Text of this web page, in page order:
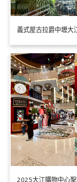
義式屋古拉爵中壢大
2025大江購物中心